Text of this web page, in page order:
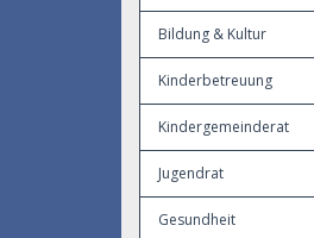
Bildung & Kultur
Kinderbetreuung
Kindergemeinderat
Jugendrat
Gesundheit